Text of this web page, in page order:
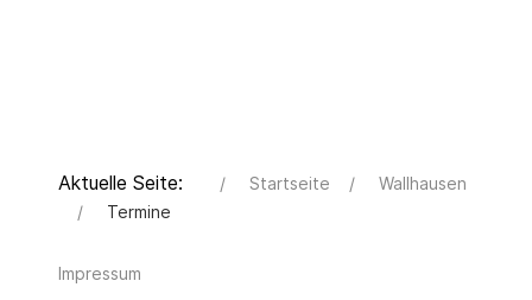
Aktuelle Seite: Startseite
Wallhausen
Termine
Impressum